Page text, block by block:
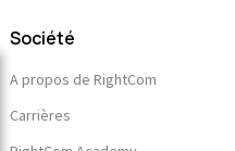
Société
A propos de RightCom
Carrières